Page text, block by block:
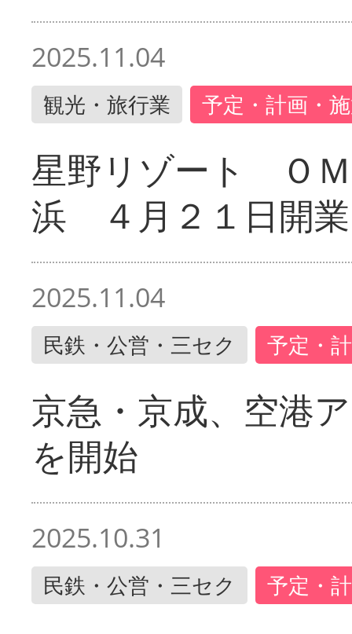
2025.11.04
観光・旅行業 予定・計画・
星野リゾート Ｏ
浜 ４月２１日開業
2025.11.04
民鉄・公営・三セク 予定・
京急・京成、空港
を開始
2025.10.31
民鉄・公営・三セク 予定・